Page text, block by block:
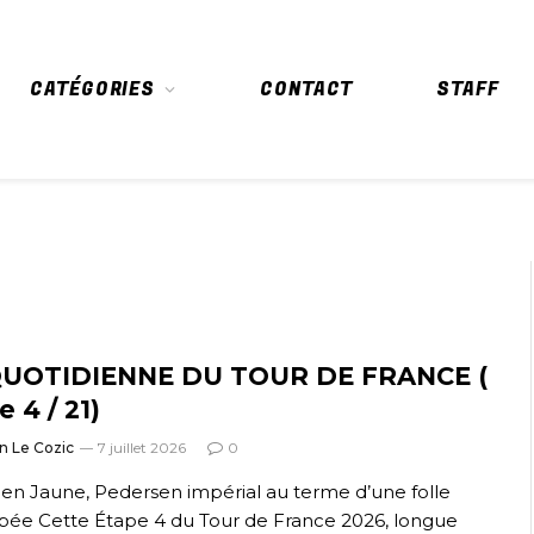
CATÉGORIES CONTACT STAFF
DU TOUR DE FRANCE (
4 / 21)
Le Cozic 7 juillet 2026 0
Jaune, Pedersen impérial au terme d’une folle
Cette Étape 4 du Tour de France 2026, longue